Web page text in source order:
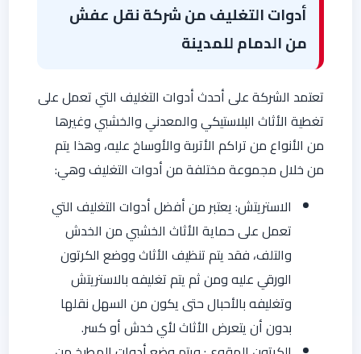
أدوات التغليف من شركة نقل عفش
من الدمام للمدينة
تعتمد الشركة على أحدث أدوات التغليف التي تعمل على
تغطية الأثاث البلاستيكي والمعدني والخشبي وغيرها
من الأنواع من تراكم الأتربة والأوساخ عليه، وهذا يتم
من خلال مجموعة مختلفة من أدوات التغليف وهي:
الاستريتش: يعتبر من أفضل أدوات التغليف التي
تعمل على حماية الأثاث الخشبي من الخدش
والتلف، فقد يتم تنظيف الأثاث ووضع الكرتون
الورقي عليه ومن ثم يتم تغليفه بالاستريتش
وتغليفه بالأحبال حتى يكون من السهل نقلها
بدون أن يتعرض الأثاث لأي خدش أو كسر.